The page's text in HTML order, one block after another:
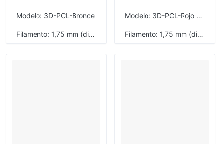
marca ASTA, color
1 rollo
Modelo: 3D-PCL-Bronce
Filamento: 1,75 mm (diámetro)
bronce rojo 1.75 mm 1
KG 1 rollo Protección
del medio ambiente
Modelo: 3D-PCL-Rojo Bronce
Filamento: 1,75 mm (diámetro)